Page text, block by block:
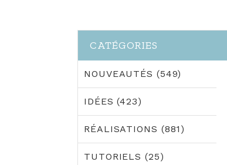
CATÉGORIES
NOUVEAUTÉS (549)
IDÉES (423)
RÉALISATIONS (881)
TUTORIELS (25)